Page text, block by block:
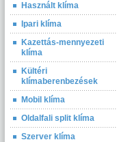
Használt klíma
Ipari klíma
Kazettás-mennyezeti
klíma
Kültéri
klímaberenbezések
Mobil klíma
Oldalfali split klíma
Szerver klíma